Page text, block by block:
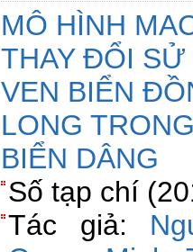
MÔ HÌNH
THAY ĐỔI
VEN BIỂN
LONG
BIỂN DÂNG
Số tạp chí
Tác giả: